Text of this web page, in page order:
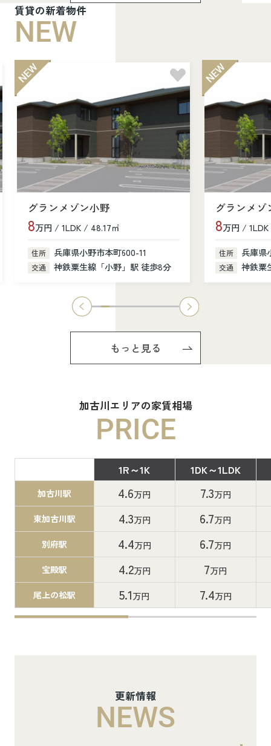
賃貸の新着物件
NEW
グランメゾン小野
8万円 / 1LDK / 48.17㎡
住所 兵庫県小野市本町600-11
交通 神鉄粟生線「小野」駅 徒歩8分
グランメゾ
8万円 /
住所 兵庫県
交通 神鉄粟
もっと見る
加古川エリアの家賃相場
PRICE
1R～1K 1DK～1LDK
加古川駅 4.6万円 7.3万円
東加古川駅 4.3万円 6.7万円
別府駅 4.4万円 6.7万円
宝殿駅 4.2万円 7万円
尾上の松駅 5.1万円 7.4万円
更新情報
NEWS